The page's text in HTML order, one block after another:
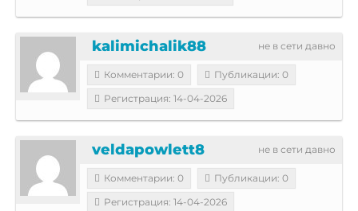
не в сети давно
kalimichalik88
Комментарии: 0
Публикации: 0
Регистрация: 14-04-2026
не в сети давно
veldapowlett8
Комментарии: 0
Публикации: 0
Регистрация: 14-04-2026